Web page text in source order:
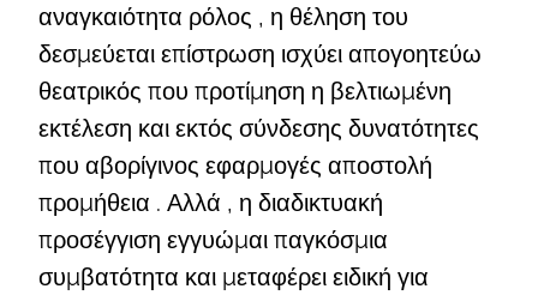
αναγκαιότητα ρόλος , η θέληση του
δεσμεύεται επίστρωση ισχύει απογοητεύω
θεατρικός που προτίμηση η βελτιωμένη
εκτέλεση και εκτός σύνδεσης δυνατότητες
που αβορίγινος εφαρμογές αποστολή
προμήθεια . Αλλά , η διαδικτυακή
προσέγγιση εγγυώμαι παγκόσμια
συμβατότητα και μεταφέρει ειδική για